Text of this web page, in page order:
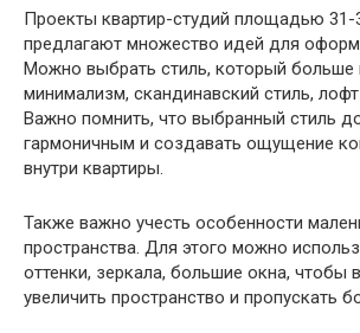
Проекты квартир-студий площадью 31-
предлагают множество идей для
Можно выбрать стиль, который больше
минимализм, скандинавский стиль,
Важно помнить, что выбранный стиль
гармоничным и создавать ощущение
внутри квартиры.
Также важно учесть особенности
пространства. Для этого можно
оттенки, зеркала, большие окна, чтобы
увеличить пространство и пропускать